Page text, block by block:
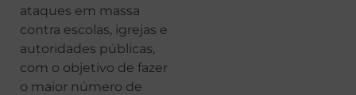
ataques em massa
contra escolas, igrejas e
autoridades públicas,
com o objetivo de fazer
o maior número de